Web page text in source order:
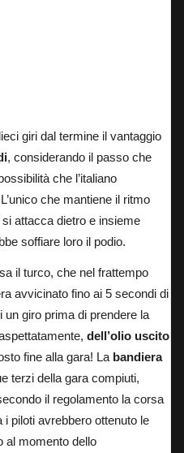
giri dal termine il vantaggio
, considerando il passo che
che l’italiano
che mantiene il ritmo
attacca dietro e insieme
soffiare loro il podio.
il turco, che nel frattempo
avvicinato fino ai 5 secondi di
giro prima di prendere la
dell’olio uscito
fine alla gara! La bandiera
terzi della gara compiuti,
il regolamento la corsa
piloti avrebbero ottenuto le
al momento dello